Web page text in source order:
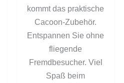
kommt das praktische
Cacoon-Zubehör.
Entspannen Sie ohne
fliegende
Fremdbesucher. Viel
Spaß beim